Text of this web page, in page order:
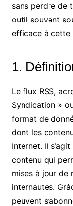
sans perdre de
outil souvent
efficace à cette
1.
Le flux RSS,
Syndication »
format de
dont les
Internet. Il
contenu qui
mises à jour de
internautes.
peuvent